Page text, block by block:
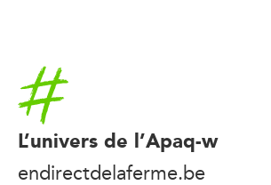
Accueil
L’univers de l’Apaq-w
endirectdelaferme.be